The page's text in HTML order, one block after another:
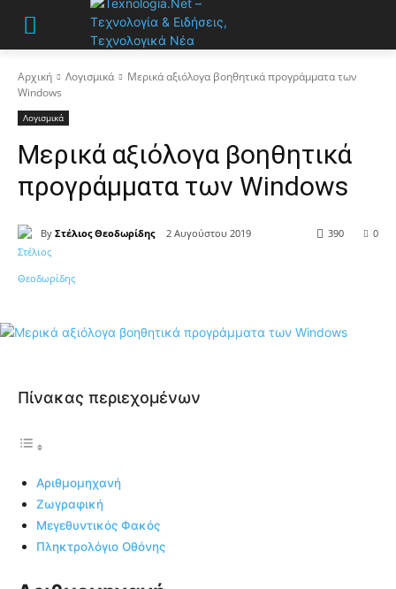
Αρχική Λογισμικά
Μερικά αξιόλογα βοηθητικά προγράμματα των
Windows
Λογισμικά
Μερικά αξιόλογα βοηθητικά
προγράμματα των Windows
By Στέλιος Θεοδωρίδης 2 Αυγούστου 2019 0
390
Πίνακας περιεχομένων
Αριθμομηχανή
Ζωγραφική
Μεγεθυντικός Φακός
Πληκτρολόγιο Οθόνης